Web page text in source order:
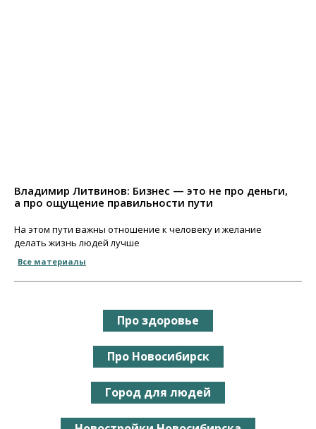
Владимир Литвинов: Бизнес — это не про деньги,
а про ощущение правильности пути
На этом пути важны отношение к человеку и желание
делать жизнь людей лучше
Все материалы
Про здоровье
Про Новосибирск
Город для людей